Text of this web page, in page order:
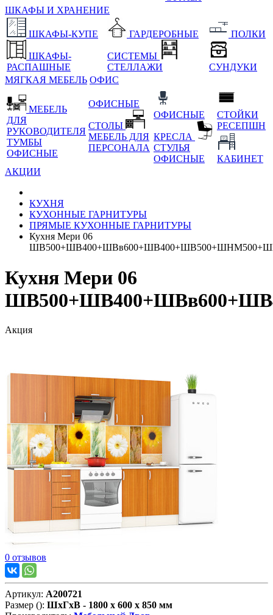
ШКАФЫ И ХРАНЕНИЕ
ШКАФЫ-КУПЕ
ШКАФЫ-
РАСПАШНЫЕ
ГАРДЕРОБНЫЕ
СИСТЕМЫ
СТЕЛЛАЖИ
ПОЛКИ
СУНДУКИ
МЯГКАЯ МЕБЕЛЬ ОФИС
МЕБЕЛЬ
ДЛЯ
РУКОВОДИТЕЛЯ
ТУМБЫ
ОФИСНЫЕ
ОФИСНЫЕ
СТОЛЫ
МЕБЕЛЬ ДЛЯ
ПЕРСОНАЛА
ОФИСНЫЕ
КРЕСЛА
СТУЛЬЯ
ОФИСНЫЕ
СТОЙКИ
РЕСЕПШН
КАБИНЕТ
АКЦИИ
КУХНЯ
КУХОННЫЕ ГАРНИТУРЫ
ПРЯМЫЕ КУХОННЫЕ ГАРНИТУРЫ
Кухня Мери 06
Кухня Мери 06
Акция
0 отзывов
Артикул: А200721
Размер (): ШxГxВ - 1800 x 600 x 850 мм